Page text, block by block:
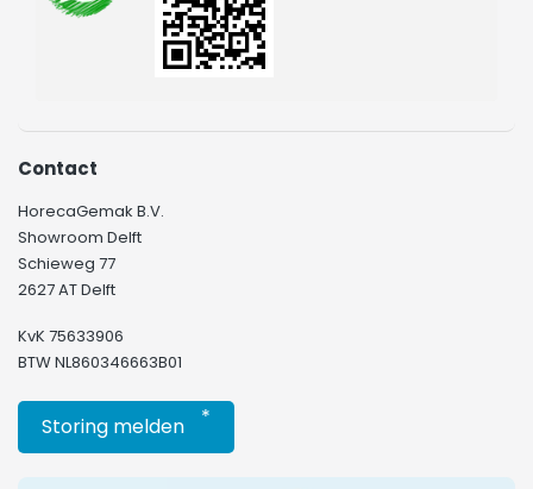
Contact
HorecaGemak B.V.
Showroom Delft
Schieweg 77
2627 AT Delft
KvK 75633906
BTW NL860346663B01
Storing melden *